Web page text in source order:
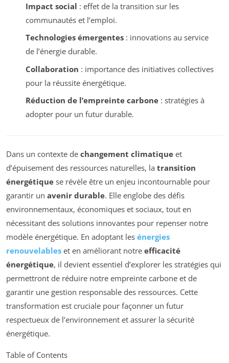
Impact social : effet de la transition sur les
communautés et l’emploi.
Technologies émergentes: innovations au service
de l’énergie durable.
Collaboration : importance des initiatives collectives
pour la réussite énergétique.
Réduction de l’empreinte carbone: stratégies à
adopter pour un futur durable.
Dans un contexte de changement climatique et
d’épuisement des ressources naturelles, la transition
énergétique se révèle être un enjeu incontournable pour
garantir un avenir durable. Elle englobe des défis
environnementaux, économiques et sociaux, tout en
nécessitant des solutions innovantes pour repenser notre
modèle énergétique. En adoptant les énergies
renouvelables et en améliorant notre efficacité
énergétique, il devient essentiel d’explorer les stratégies qui
permettront de réduire notre empreinte carbone et de
garantir une gestion responsable des ressources. Cette
transformation est cruciale pour façonner un futur
respectueux de l’environnement et assurer la sécurité
énergétique.
Table of Contents